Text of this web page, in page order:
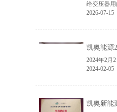
2026-07-15
2024-02-05